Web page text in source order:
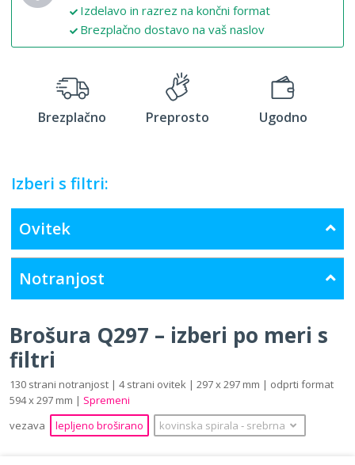
Izdelavo in razrez na končni format
Brezplačno dostavo na vaš naslov
Brezplačno Preprosto Ugodno
Izberi s filtri:
Ovitek
Notranjost
Brošura Q297 – izberi po meri s
filtri
130 strani notranjost | 4 strani ovitek | 297 x 297 mm | odprti format
594 x 297 mm | Spremeni
vezava
lepljeno broširano kovinska spirala ‐ srebrna